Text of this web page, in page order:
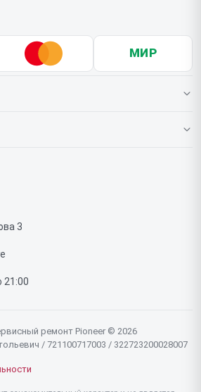
МИР
3
21:00
ремонт Pioneer © 2026
/ 721100717003 / 322723200028007